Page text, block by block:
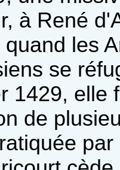
à René
les
se
1429, elle
de